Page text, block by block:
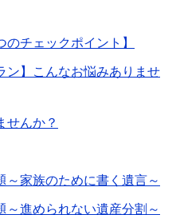
のチェックポイント】
ン】こんなお悩みありませ
せんか？
～家族のために書く遺言～
～進められない遺産分割～